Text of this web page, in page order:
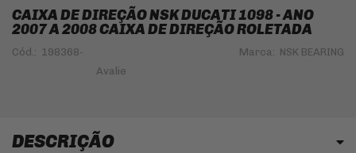
CAIXA DE DIREÇÃO NSK DUCATI 1098 - ANO
2007 A 2008 CAIXA DE DIREÇÃO ROLETADA
Cód.: 198368- Marca: NSK BEARING
DESCRIÇÃO